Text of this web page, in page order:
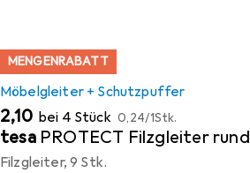
MENGENRABATT
Möbelgleiter + Schutzpuffer
EUR
2,10 bei 4 Stück EUR
0,24/1Stk.
tesa PROTECT Filzgleiter rund
Filzgleiter, 9 Stk.